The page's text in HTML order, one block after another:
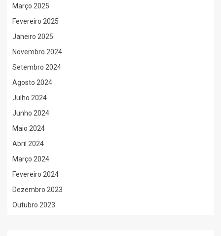
Março 2025
Fevereiro 2025
Janeiro 2025
Novembro 2024
Setembro 2024
Agosto 2024
Julho 2024
Junho 2024
Maio 2024
Abril 2024
Março 2024
Fevereiro 2024
Dezembro 2023
Outubro 2023